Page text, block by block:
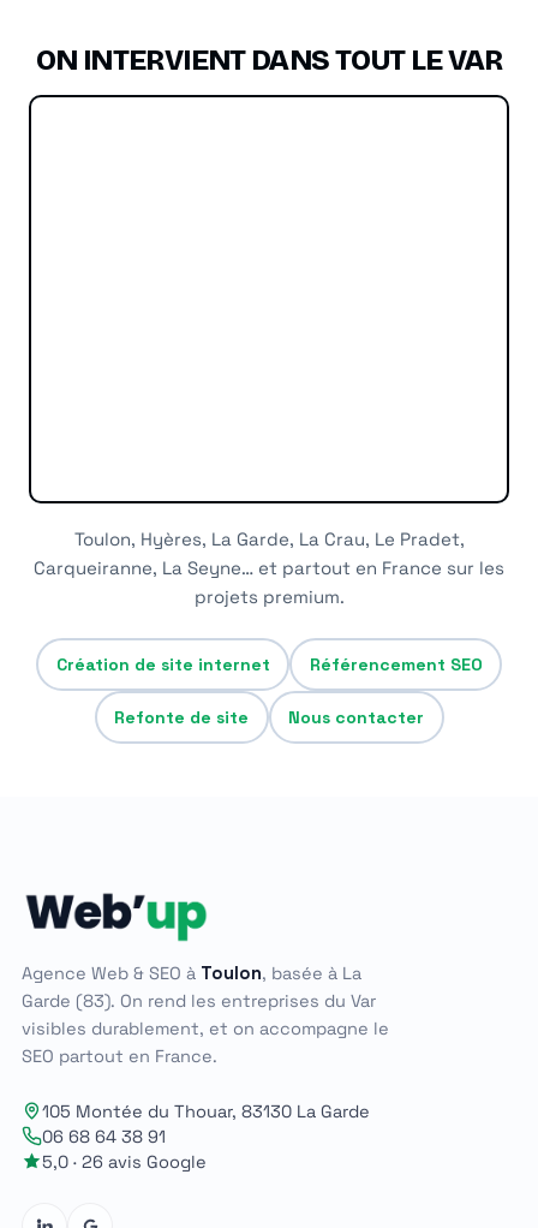
ON INTERVIENT DANS TOUT LE VAR
Toulon, Hyères, La Garde, La Crau, Le Pradet,
Carqueiranne, La Seyne… et partout en France sur les
projets premium.
Création de site internet Référencement SEO
Refonte de site Nous contacter
Agence Web & SEO à Toulon, basée à La
Garde (83). On rend les entreprises du Var
visibles durablement, et on accompagne le
SEO partout en France.
105 Montée du Thouar, 83130 La Garde
06 68 64 38 91
5,0 · 26 avis Google